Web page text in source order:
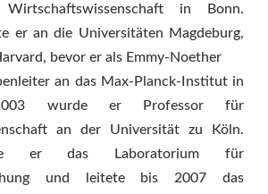
in Bonn.
er an die Universitäten Magdeburg,
bevor er als Emmy-Noether
an das Max-Planck-Institut in
wurde er Professor für
an der Universität zu Köln.
er das Laboratorium für
und leitete bis 2007 das